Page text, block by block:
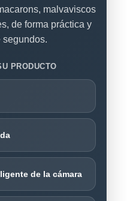
malvaviscos
de forma práctica y
segundos.
PRODUCTO
de la cámara